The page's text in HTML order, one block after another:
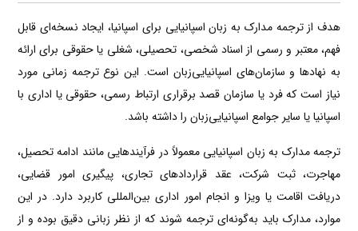
هدف از ترجمه مدارک به زبان اسپانیایی برای اسپانیا، ایجاد نسخه‌ای قابل
فهم، معتبر و رسمی از اسناد شخصی، تحصیلی، شغلی یا حقوقی برای ارائه
به نهادها و سازمان‌های اسپانیایی‌زبان است. این نوع ترجمه زمانی مورد
نیاز است که فرد یا سازمان قصد برقراری ارتباط رسمی، حقوقی یا اداری با
اسپانیا یا سایر جوامع اسپانیایی‌زبان را داشته باشد.
ترجمه مدارک به زبان اسپانیایی معمولاً در فرآیندهایی مانند ادامه تحصیل،
مهاجرت، ثبت شرکت، عقد قراردادهای تجاری، پیگیری امور قضایی،
دریافت اقامت یا ویزا و انجام امور اداری بین‌المللی کاربرد دارد. در این
موارد، مدارک باید به‌گونه‌ای ترجمه شوند که از نظر زبانی دقیق بوده و از